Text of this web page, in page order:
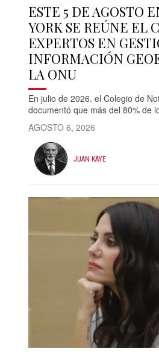
ESTE 5 DE AGOSTO
YORK SE REÚNE EL
EXPERTOS EN
INFORMACIÓN
LA ONU
En julio de 2026. el Colegio de
documentó que más del 80% de
AGOSTO 6, 2026
JUAN KAYE